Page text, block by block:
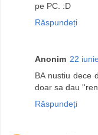
pe PC. :D
Răspundeți
Anonim 22
BA nustiu dece
doar sa dau
Răspundeți